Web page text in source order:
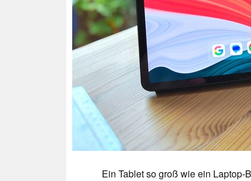
Ein Tablet so groß wie ein